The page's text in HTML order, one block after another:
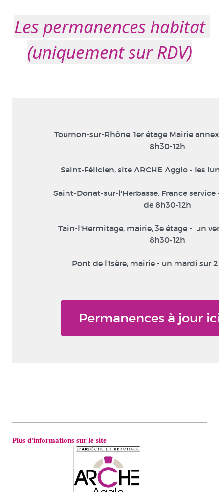
Les permanences habitat
(uniquement sur RDV)
Tournon-sur-Rhône, 1er étage Mairie
8h30-12h
Saint-Félicien, site ARCHE Agglo - les
Saint-Donat-sur-l'Herbasse, France service
de 8h30-12h
Tain-l'Hermitage, mairie, 3e étage -  un
8h30-12h
Pont de l'Isère, mairie - un mardi sur 2
Permanences à jour
Plus d'informations sur le site